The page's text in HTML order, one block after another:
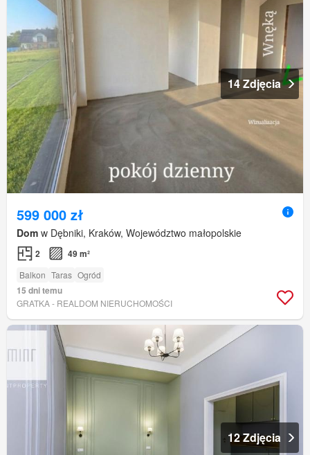
14 Zdjęcia
599 000 zł
Dom w Dębniki, Kraków, Województwo małopolskie
2 49 m²
Balkon Taras Ogród
15 dni temu
GRATKA - REALDOM NIERUCHOMOŚCI
12 Zdjęcia